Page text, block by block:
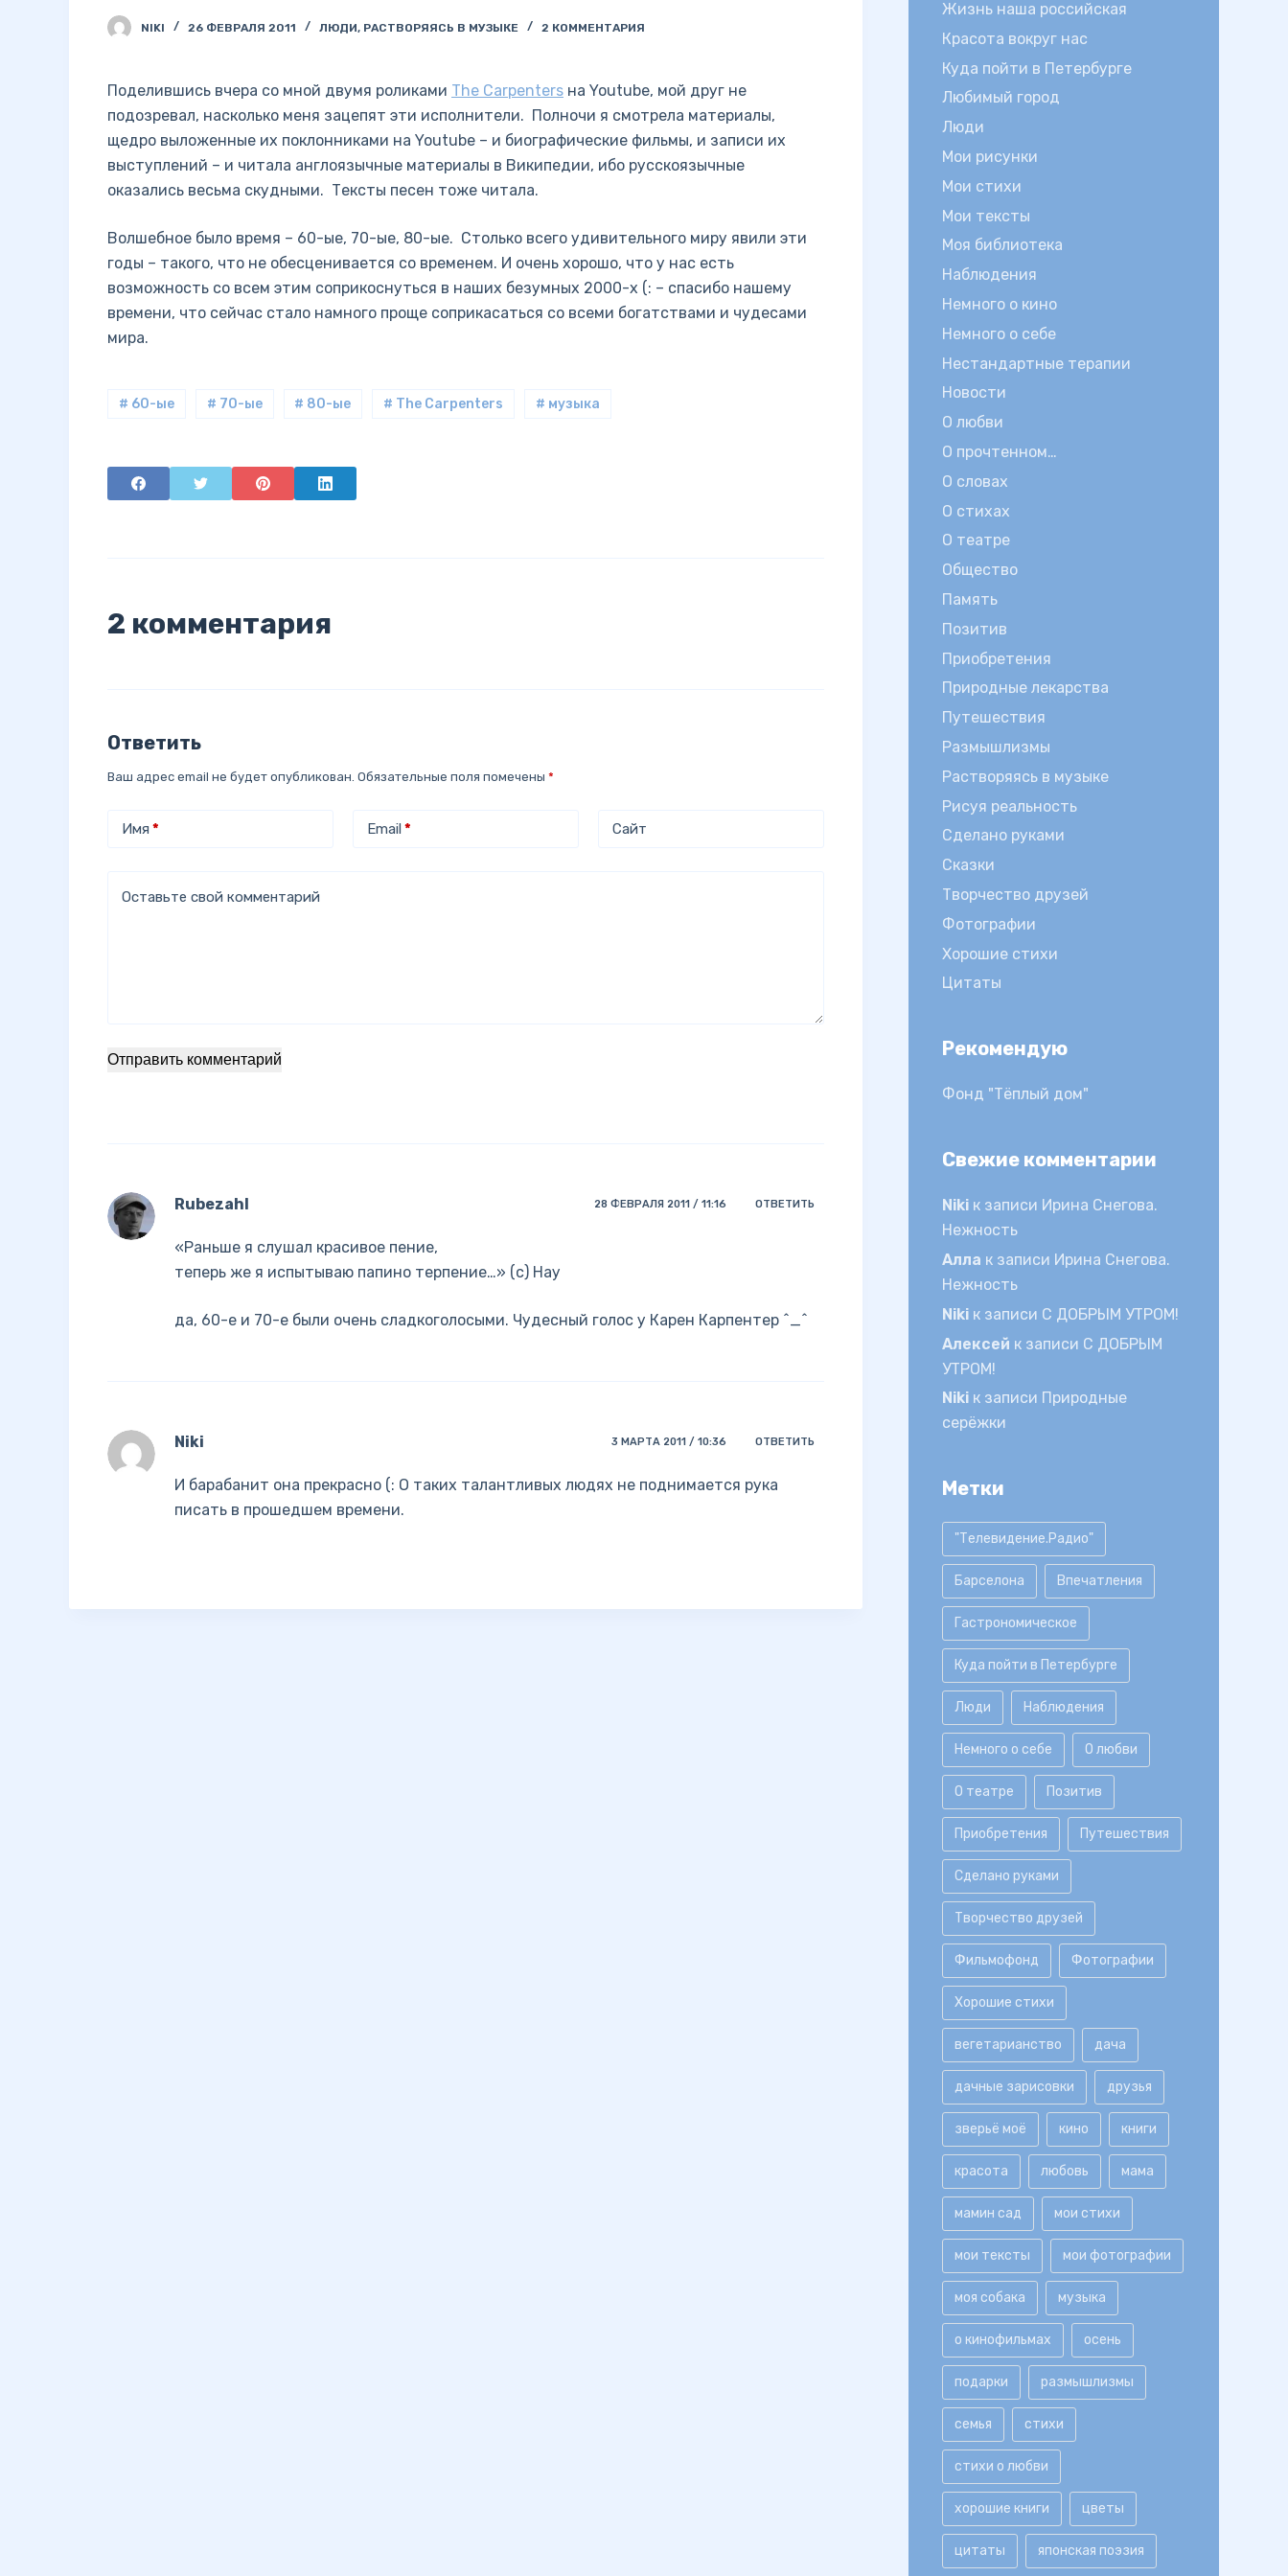
NIKI 26 ФЕВРАЛЯ 2011 ЛЮДИ, РАСТВОРЯЯСЬ В МУЗЫКЕ 2 КОММЕНТАРИЯ
Поделившись вчера со мной двумя роликами The Carpenters на Youtube, мой друг не
подозревал, насколько меня зацепят эти исполнители. Полночи я смотрела материалы,
щедро выложенные их поклонниками на Youtube – и биографические фильмы, и записи их
выступлений – и читала англоязычные материалы в Википедии, ибо русскоязычные
оказались весьма скудными. Тексты песен тоже читала.
Волшебное было время – 60-ые, 70-ые, 80-ые. Столько всего удивительного миру явили эти
годы – такого, что не обесценивается со временем. И очень хорошо, что у нас есть
возможность со всем этим соприкоснуться в наших безумных 2000-х (: – спасибо нашему
времени, что сейчас стало намного проще соприкасаться со всеми богатствами и чудесами
мира.
# 60-ые # 70-ые # 80-ые # The Carpenters # музыка
2 комментария
Ответить
Ваш адрес email не будет опубликован. Обязательные поля помечены *
Имя * Email * Сайт
Оставьте свой комментарий
Отправить комментарий
Rubezahl 28 ФЕВРАЛЯ 2011 / 11:16 ОТВЕТИТЬ
«Раньше я слушал красивое пение,
теперь же я испытываю папино терпение…» (с) Нау
да, 60-е и 70-е были очень сладкоголосыми. Чудесный голос у Карен Карпентер ^_^
Niki 3 МАРТА 2011 / 10:36 ОТВЕТИТЬ
И барабанит она прекрасно (: О таких талантливых людях не поднимается рука
писать в прошедшем времени.
Жизнь наша российская
Красота вокруг нас
Куда пойти в Петербурге
Любимый город
Люди
Мои рисунки
Мои стихи
Мои тексты
Моя библиотека
Наблюдения
Немного о кино
Немного о себе
Нестандартные терапии
Новости
О любви
О прочтенном…
О словах
О стихах
О театре
Общество
Память
Позитив
Приобретения
Природные лекарства
Путешествия
Размышлизмы
Растворяясь в музыке
Рисуя реальность
Сделано руками
Сказки
Творчество друзей
Фотографии
Хорошие стихи
Цитаты
Рекомендую
Фонд "Тёплый дом"
Свежие комментарии
Niki к записи Ирина Снегова.
Нежность
Алла к записи Ирина Снегова.
Нежность
Niki к записи С ДОБРЫМ УТРОМ!
Алексей к записи С ДОБРЫМ
УТРОМ!
Niki к записи Природные
серёжки
Метки
"Телевидение.Радио"
Барселона Впечатления
Гастрономическое
Куда пойти в Петербурге
Люди Наблюдения
Немного о себе О любви
О театре Позитив
Приобретения Путешествия
Сделано руками
Творчество друзей
Фильмофонд Фотографии
Хорошие стихи
вегетарианство дача
дачные зарисовки друзья
зверьё моё кино книги
красота любовь мама
мамин сад мои стихи
мои тексты мои фотографии
моя собака музыка
о кинофильмах осень
подарки размышлизмы
семья стихи
стихи о любви
хорошие книги цветы
цитаты японская поэзия